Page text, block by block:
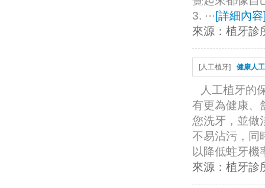
3. ··· [詳細內容
來源： 植牙診
[人工植牙] 健康人
人工植牙的
有更為健康、
您洗牙，並做
不易沾污，同
以降低蛀牙機
來源： 植牙診